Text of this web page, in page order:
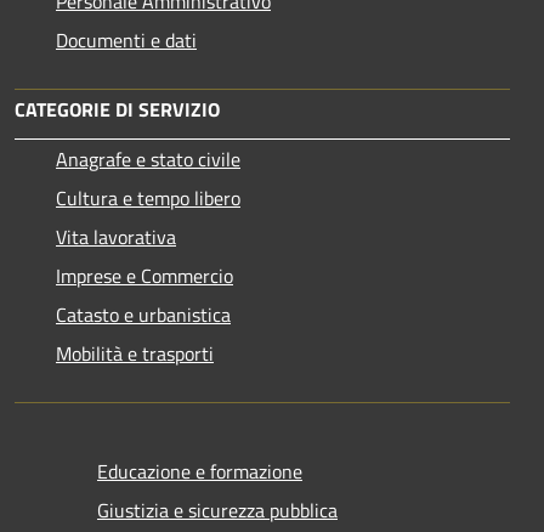
Documenti e dati
CATEGORIE DI SERVIZIO
Anagrafe e stato civile
Cultura e tempo libero
Vita lavorativa
Imprese e Commercio
Catasto e urbanistica
Mobilità e trasporti
Educazione e formazione
Giustizia e sicurezza pubblica